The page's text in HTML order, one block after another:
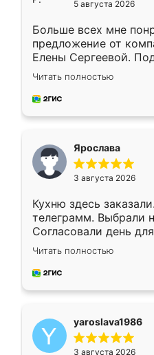
5 августа 2026
Больше всех мне
предложение от
Елены Сергеевой.
короткие сроки
для замера
предложил по моему
Читать полностью
Ярослава
3 августа 2026
Кухню здесь
телеграмм. Выбрали
Согласовали день
недели кухня была
довольны работой.
мебель за
Читать полностью
yaroslava1986
3 августа 2026